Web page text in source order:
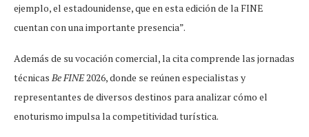
ejemplo, el estadounidense, que en esta edición de la FINE
cuentan con una importante presencia”.
Además de su vocación comercial, la cita comprende las jornadas
técnicas Be FINE2026, donde se reúnen especialistas y
representantes de diversos destinos para analizar cómo el
enoturismo impulsa la competitividad turística.